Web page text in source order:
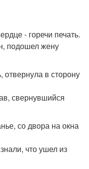
- горечи печать.
подошел жену
в сторону
свернувшийся
со двора на окна
что ушел из